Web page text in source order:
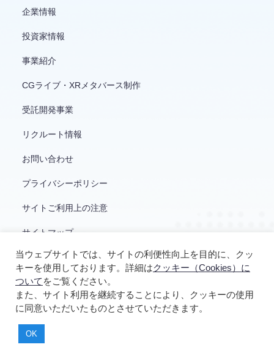
企業情報
投資家情報
事業紹介
CGライブ・XRメタバース制作
受託開発事業
リクルート情報
お問い合わせ
プライバシーポリシー
サイトご利用上の注意
サイトマップ
当ウェブサイトでは、サイトの利便性向上を目的に、クッ
キーを使用しております。詳細はクッキー（Cookies）に
ついて をご覧ください。
また、サイト利用を継続することにより、クッキーの使用
に同意いただいたものとさせていただきます。
OK